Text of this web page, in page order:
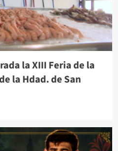
la XIII Feria de la
la Hdad. de San